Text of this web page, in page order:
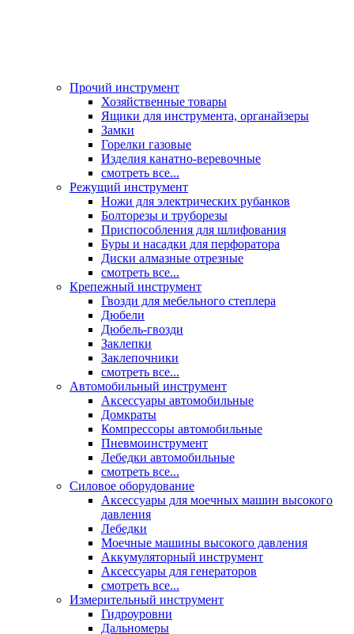
Прочий инструмент
Хозяйственные товары
Ящики для инструмента, органайзеры
Замки
Горелки газовые
Изделия канатно-веревочные
смотреть все...
Режущий инструмент
Ножи для электрических рубанков
Болторезы и труборезы
Приспособления для шлифования
Буры и насадки для перфоратора
Диски алмазные отрезные
смотреть все...
Крепежный инструмент
Гвозди для мебельного степлера
Дюбели
Дюбель-гвозди
Заклепки
Заклепочники
смотреть все...
Автомобильный инструмент
Аксессуары автомобильные
Домкраты
Компрессоры автомобильные
Пневмоинструмент
Лебедки автомобильные
смотреть все...
Силовое оборудование
Аксессуары для моечных машин высокого
давления
Лебедки
Моечные машины высокого давления
Аккумуляторный инструмент
Аксессуары для генераторов
смотреть все...
Измерительный инструмент
Гидроуровни
Дальномеры